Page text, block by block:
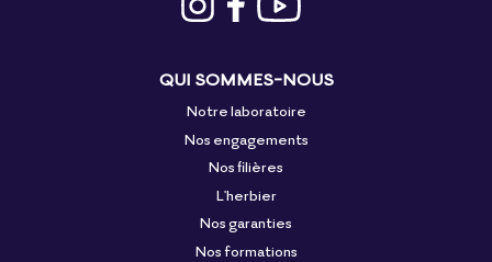
QUI SOMMES-NOUS
Notre laboratoire
Nos engagements
Nos filières
L'herbier
Nos garanties
Nos formations